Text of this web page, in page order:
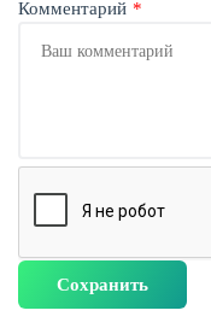
Комментарий